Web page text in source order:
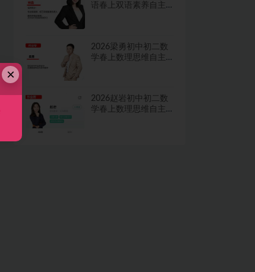
语春上双语素养自主
2026梁勇初中初二数
学春上数理思维自主
2026赵岩初中初二数
学春上数理思维自主
×